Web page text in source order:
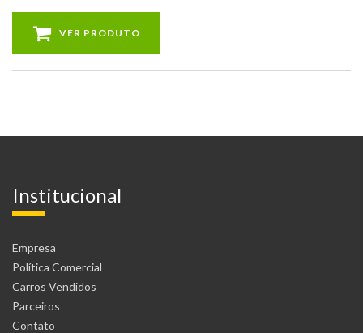
VER PRODUTO
Institucional
Empresa
Política Comercial
Carros Vendidos
Parceiros
Contato